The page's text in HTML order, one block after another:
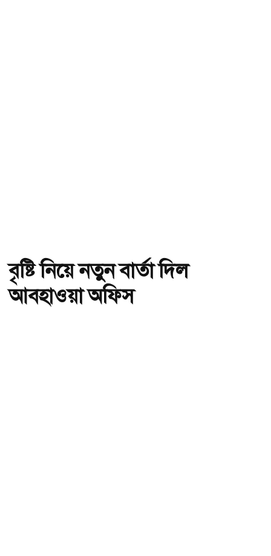
বৃষ্টি নিয়ে নতুন বার্তা দিল
আবহাওয়া অফিস